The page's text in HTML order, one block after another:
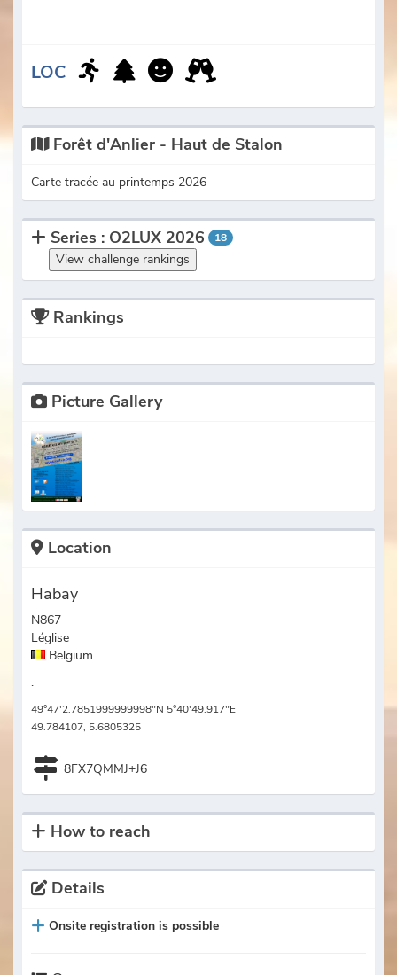
LOC
Forêt d'Anlier - Haut de Stalon
Carte tracée au printemps 2026
Series : O2LUX 2026 18
View challenge rankings
Rankings
Picture Gallery
Location
Habay
N867
Léglise
Belgium
.
49°47'2.7851999999998"N 5°40'49.917"E
49.784107, 5.6805325
8FX7QMMJ+J6
How to reach
Details
Onsite registration is possible